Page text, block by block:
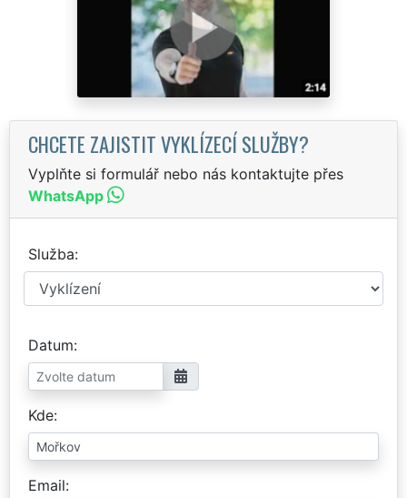
CHCETE ZAJISTIT VYKLÍZECÍ SLUŽBY?
Vyplňte si formulář nebo nás kontaktujte přes
WhatsApp
Služba
Datum
Kde
Email